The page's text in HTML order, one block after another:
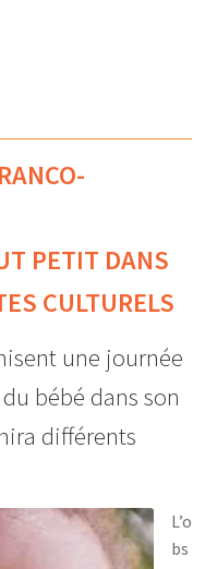
PETIT DANS
CULTURELS
une journée
bébé dans son
différents
L’o
bs